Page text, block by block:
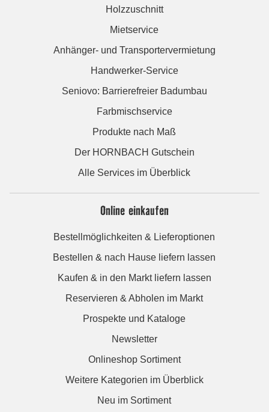
Holzzuschnitt
Mietservice
Anhänger- und Transportervermietung
Handwerker-Service
Seniovo: Barrierefreier Badumbau
Farbmischservice
Produkte nach Maß
Der HORNBACH Gutschein
Alle Services im Überblick
Online einkaufen
Bestellmöglichkeiten & Lieferoptionen
Bestellen & nach Hause liefern lassen
Kaufen & in den Markt liefern lassen
Reservieren & Abholen im Markt
Prospekte und Kataloge
Newsletter
Onlineshop Sortiment
Weitere Kategorien im Überblick
Neu im Sortiment